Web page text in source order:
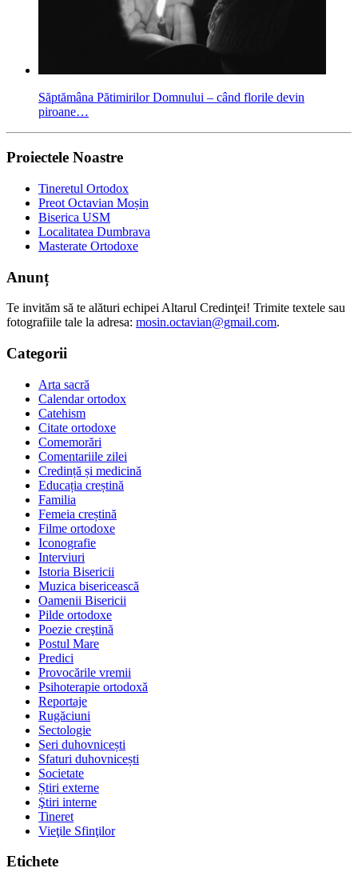
Săptămâna Pătimirilor Domnului – când florile devin
piroane…
Proiectele Noastre
Tineretul Ortodox
Preot Octavian Moșin
Biserica USM
Localitatea Dumbrava
Masterate Ortodoxe
Anunț
Te invităm să te alături echipei Altarul Credinţei! Trimite textele sau
fotografiile tale la adresa: mosin.octavian@gmail.com.
Categorii
Arta sacră
Calendar ortodox
Catehism
Citate ortodoxe
Comemorări
Comentariile zilei
Credință și medicină
Educația creștină
Familia
Femeia creștină
Filme ortodoxe
Iconografie
Interviuri
Istoria Bisericii
Muzica bisericească
Oamenii Bisericii
Pilde ortodoxe
Poezie creştină
Postul Mare
Predici
Provocările vremii
Psihoterapie ortodoxă
Reportaje
Rugăciuni
Sectologie
Seri duhovnicești
Sfaturi duhovnicești
Societate
Știri externe
Ştiri interne
Tineret
Vieţile Sfinţilor
Etichete